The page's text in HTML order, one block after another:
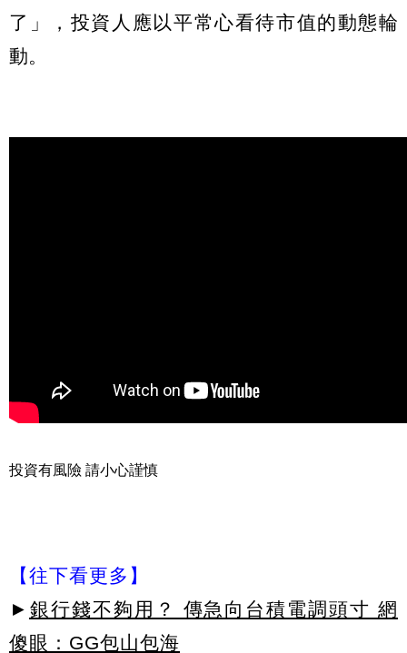
了」，投資人應以平常心看待市值的動態輪
動。
投資有風險 請小心謹慎
【往下看更多】
► 銀行錢不夠用？ 傳急向台積電調頭寸 網
傻眼：GG包山包海